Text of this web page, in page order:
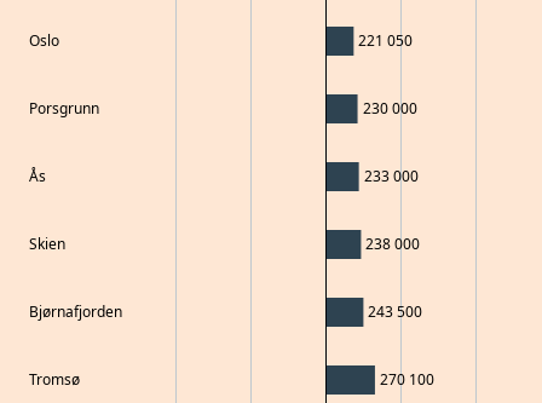
Oslo
Porsgrunn
Ås
Skien
Bjørnafjorden
Tromsø
221 050
230 000
233 000
238 000
243 500
270 100